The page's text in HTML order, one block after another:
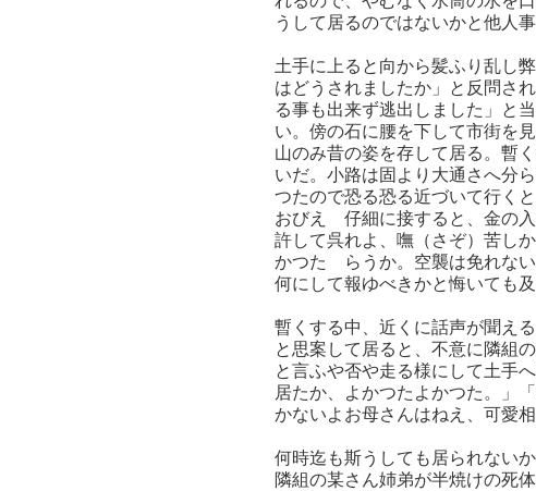
うして居るのではないかと他人
土手に上ると向から髪ふり乱し
はどうされましたか」と反問さ
る事も出来ず逃出しました」と
い。傍の石に腰を下して市街を
山のみ昔の姿を存して居る。暫
いだ。小路は固より大通さへ分
つたので恐る恐る近づいて行く
おびえゝ仔細に接すると、金の
許して呉れよ、嘸（さぞ）苦し
かつたゞらうか。空襲は免れな
何にして報ゆべきかと悔いても
暫くする中、近くに話声が聞え
と思案して居ると、不意に隣組
と言ふや否や走る様にして土手
居たか、よかつたよかつた。」
かないよお母さんはねえ、可愛
何時迄も斯うしても居られない
隣組の某さん姉弟が半焼けの死